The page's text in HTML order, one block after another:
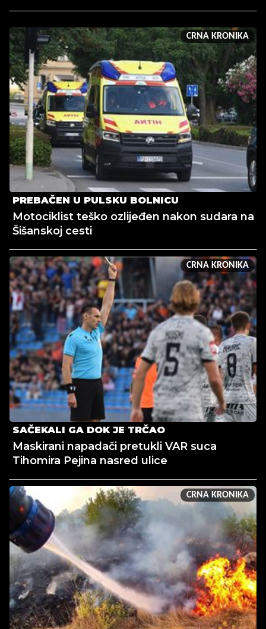
CRNA KRONIKA
PREBAČEN U PULSKU BOLNICU
Motociklist teško ozlijeđen nakon sudara na
Šišanskoj cesti
CRNA KRONIKA
SAČEKALI GA DOK JE TRČAO
Maskirani napadači pretukli VAR suca
Tihomira Pejina nasred ulice
CRNA KRONIKA